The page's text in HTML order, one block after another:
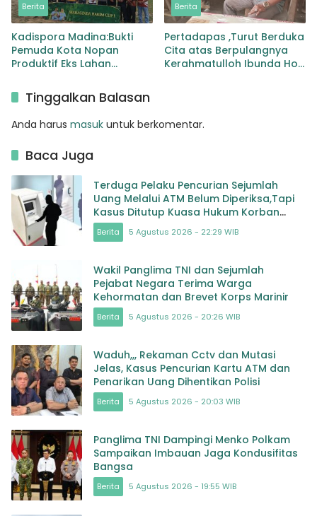
Berita
Kadispora Madina:Bukti
Pemuda Kota Nopan
Produktif Eks Lahan
Lapangan
Berita
Pertadapas ,Turut Berduka
Cita atas Berpulangnya
Kerahmatulloh Ibunda Holil
Tinggalkan Balasan
Anda harus masuk untuk berkomentar.
Baca Juga
Terduga Pelaku Pencurian Sejumlah
Uang Melalui ATM Belum Diperiksa,Tapi
Kasus Ditutup Kuasa Hukum Korban
Protes Keras
Berita 5 Agustus 2026 - 22:29 WIB
Wakil Panglima TNI dan Sejumlah
Pejabat Negara Terima Warga
Kehormatan dan Brevet Korps Marinir
Berita 5 Agustus 2026 - 20:26 WIB
Waduh,,, Rekaman Cctv dan Mutasi
Jelas, Kasus Pencurian Kartu ATM dan
Penarikan Uang Dihentikan Polisi
Berita 5 Agustus 2026 - 20:03 WIB
Panglima TNI Dampingi Menko Polkam
Sampaikan Imbauan Jaga Kondusifitas
Bangsa
Berita 5 Agustus 2026 - 19:55 WIB